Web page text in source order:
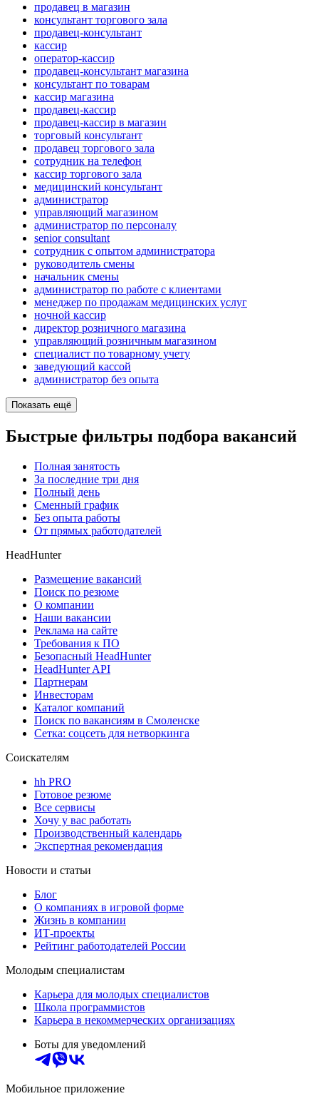
продавец в магазин
консультант торгового зала
продавец-консультант
кассир
оператор-кассир
продавец-консультант магазина
консультант по товарам
кассир магазина
продавец-кассир
продавец-кассир в магазин
торговый консультант
продавец торгового зала
сотрудник на телефон
кассир торгового зала
медицинский консультант
администратор
управляющий магазином
администратор по персоналу
senior consultant
сотрудник с опытом администратора
руководитель смены
начальник смены
администратор по работе с клиентами
менеджер по продажам медицинских услуг
ночной кассир
директор розничного магазина
управляющий розничным магазином
специалист по товарному учету
заведующий кассой
администратор без опыта
Показать ещё
Быстрые фильтры подбора вакансий
Полная занятость
За последние три дня
Полный день
Сменный график
Без опыта работы
От прямых работодателей
HeadHunter
Размещение вакансий
Поиск по резюме
О компании
Наши вакансии
Реклама на сайте
Требования к ПО
Безопасный HeadHunter
HeadHunter API
Партнерам
Инвесторам
Каталог компаний
Поиск по вакансиям в Смоленске
Сетка: соцсеть для нетворкинга
Соискателям
hh PRO
Готовое резюме
Все сервисы
Хочу у вас работать
Производственный календарь
Экспертная рекомендация
Новости и статьи
Блог
О компаниях в игровой форме
Жизнь в компании
ИТ-проекты
Рейтинг работодателей России
Молодым специалистам
Карьера для молодых специалистов
Школа программистов
Карьера в некоммерческих организациях
Боты для уведомлений
Мобильное приложение